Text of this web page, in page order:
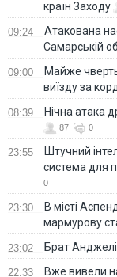
країн Заходу
09:24
Атакована
Самарській
09:00
Майже
виїзду за
08:39 Нічна атака
87 0
23:55
Штучний
система для
0
23:30
В місті
мармурову
23:02 Брат
22:33 Вже вивели